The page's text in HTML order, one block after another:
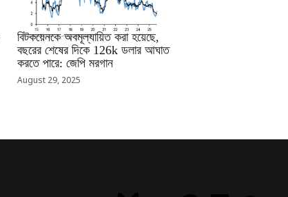
RRCNEWS_BN
বিটকয়েনকে অবমূল্যায়িত করা হয়েছে,
বছরের শেষের দিকে 126k ডলার আঘাত
করতে পারে: জেপি মরগান
August 29, 2025